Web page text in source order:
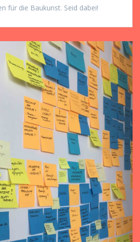
für die Baukunst. Seid dabei!